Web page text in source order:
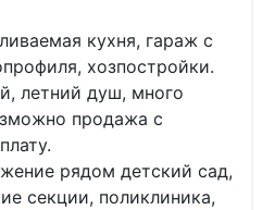
кухня, гараж с
хозпостройки.
летний душ, много
продажа с
рядом детский сад,
секции, поликлиника,